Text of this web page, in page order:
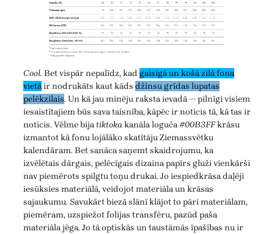
Cool. Bet vispār nepalīdz, kad gaisīgā un košā zilā fona
vietāir nodrukāts kaut kāds džinsu grīdas lupatas
pelēkzilais. Un kā jau minēju raksta ievadā — pilnīgi visiem
iesaistītajiem būs sava taisnība, kāpēc ir noticis tā, kā tas ir
noticis. Vēlme bijatiktokakanāla loguča#00B3FFkrāsu
izmantot kā fonu lojālāko skatītāju Ziemassvētku
kalendāram. Bet sanāca saņemt skaidrojumu, ka
izvēlētais dārgais, pelēcīgais dizaina papīrs gluži vienkārši
nav piemērots spilgtu toņu drukai. Jo iespiedkrāsa daļēji
iesūksies materiālā, veidojot materiāla un krāsas
sajaukumu. Savukārt biezā slānī klājot to pāri materiālam,
piemēram, uzspiežot folijas transfēru, pazūd paša
materiāla jēga. Jo tā optiskās un taustāmās īpašības nu ir